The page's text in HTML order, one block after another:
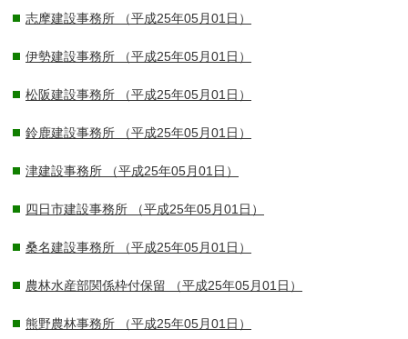
志摩建設事務所 （平成25年05月01日）
伊勢建設事務所 （平成25年05月01日）
松阪建設事務所 （平成25年05月01日）
鈴鹿建設事務所 （平成25年05月01日）
津建設事務所 （平成25年05月01日）
四日市建設事務所 （平成25年05月01日）
桑名建設事務所 （平成25年05月01日）
農林水産部関係枠付保留 （平成25年05月01日）
熊野農林事務所 （平成25年05月01日）